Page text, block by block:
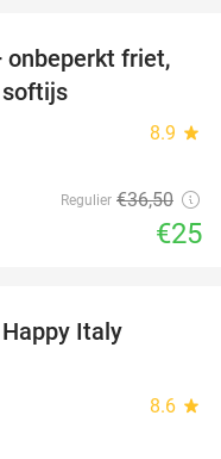
32%
onbeperkt friet,
softijs
8.9 star
Regulier €36,50
€25
Italy
8.6 star